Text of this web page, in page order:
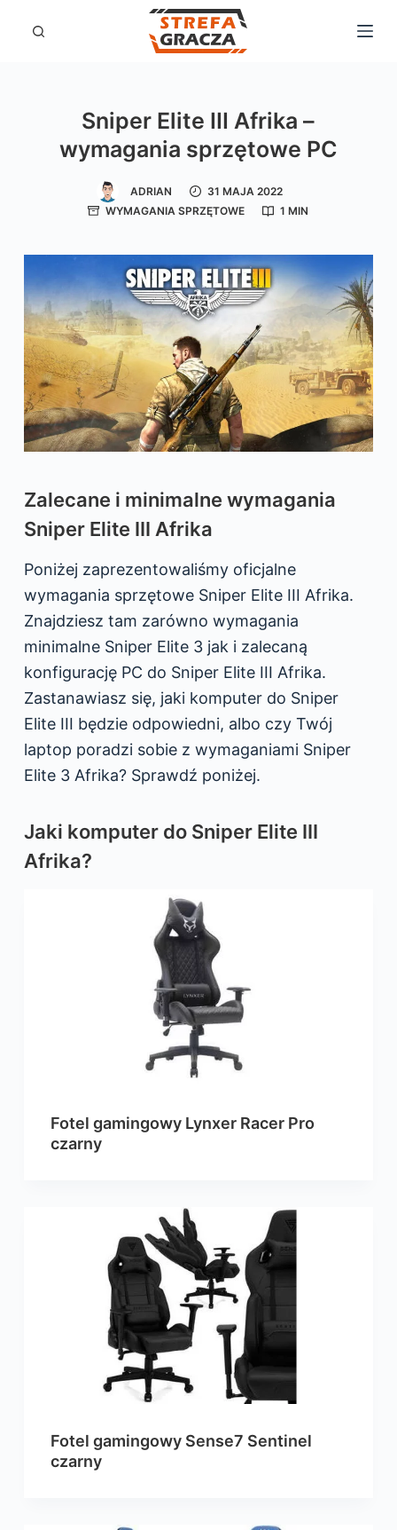
e
ś
c
Sniper Elite III Afrika –
wymagania sprzętowe PC
ADRIAN
31 MAJA 2022
WYMAGANIA SPRZĘTOWE
1 MIN
Zalecane i minimalne wymagania
Sniper Elite III Afrika
Poniżej zaprezentowaliśmy oficjalne
wymagania sprzętowe Sniper Elite III Afrika.
Znajdziesz tam zarówno wymagania
minimalne Sniper Elite 3 jak i zalecaną
konfigurację PC do Sniper Elite III Afrika.
Zastanawiasz się, jaki komputer do Sniper
Elite III będzie odpowiedni, albo czy Twój
laptop poradzi sobie z wymaganiami Sniper
Elite 3 Afrika? Sprawdź poniżej.
Jaki komputer do Sniper Elite III
Afrika?
Fotel gamingowy Lynxer Racer Pro
czarny
Fotel gamingowy Sense7 Sentinel
czarny